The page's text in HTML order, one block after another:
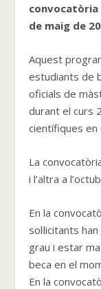
convocatòria
de maig de
Aquest
estudiants de
oficials de
durant el curs
científiques en
La
i l’altra a
En la
sol·licitants
grau i estar
beca en el
En la